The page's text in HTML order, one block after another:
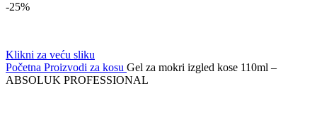
-25%
Klikni za veću sliku
Početna Proizvodi za kosu Gel za mokri izgled kose 110ml –
ABSOLUK PROFESSIONAL